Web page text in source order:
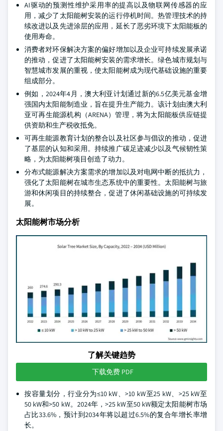
AI驱动的预测性维护采用率的提高以及物联网传感器的应
用，减少了太阳能树安装的运行停机时间。热管理技术的持
续改进以及先进涂层的应用，延长了恶劣环境下太阳能板的
使用寿命。
消费者对环保解决方案的偏好增加以及企业可持续发展承诺
的推动，促进了太阳能树安装的需求增长。绿色城市规划与
智慧城市发展的重视，使太阳能树成为现代基础设施的重要
组成部分。
例如，2024年4月，澳大利亚计划通过新的6.5亿美元基金增
强国内太阳能制造业，旨在提升生产能力。该计划由澳大利
亚可再生能源机构（ARENA）管理，将为太阳能板供应链提
供资助和生产税收抵免。
可再生能源教育计划的整合以及社区参与倡议的推动，促进
了基层的认知和采用。持续推广碳足迹减少以及气候韧性策
略，为太阳能树项目创造了动力。
分布式能源解决方案需求的增加以及对电网中断的抵抗力，
强化了太阳能树在城市生态系统中的重要性。太阳能树与旅
游和休闲项目的持续整合，促进了休闲基础设施的可持续发
展。
太阳能树市场分析
了解关键趋势
下载免费 PDF
按容量划分，行业分为≤10 kW、>10 kW至25 kW、>25 kW至
50 kW和>50 kW。2024年，>25 kW至50 kW额定太阳能树市场
占比33.6%，预计到2034年将以超过6.5%的复合年增长率增
长。